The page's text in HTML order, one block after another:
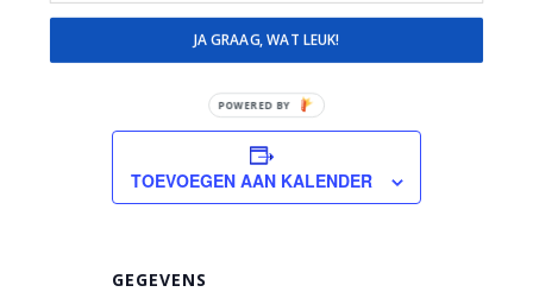
verstandelijk beperking, lichamelijke
beperking.
TOEVOEGEN AAN KALENDER
GEGEVENS
JA GRAAG, WAT LEUK!
POWERED BY